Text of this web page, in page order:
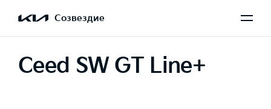
Созвездие
Ceed SW GT Line+